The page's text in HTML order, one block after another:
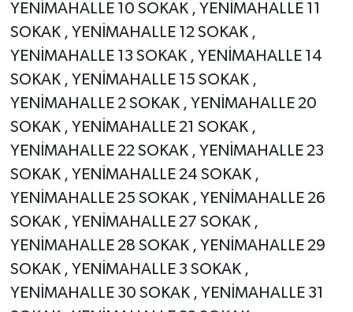
YENİMAHALLE 10 SOKAK , YENİMAHALLE 11
SOKAK , YENİMAHALLE 12 SOKAK ,
YENİMAHALLE 13 SOKAK , YENİMAHALLE 14
SOKAK , YENİMAHALLE 15 SOKAK ,
YENİMAHALLE 2 SOKAK , YENİMAHALLE 20
SOKAK , YENİMAHALLE 21 SOKAK ,
YENİMAHALLE 22 SOKAK , YENİMAHALLE 23
SOKAK , YENİMAHALLE 24 SOKAK ,
YENİMAHALLE 25 SOKAK , YENİMAHALLE 26
SOKAK , YENİMAHALLE 27 SOKAK ,
YENİMAHALLE 28 SOKAK , YENİMAHALLE 29
SOKAK , YENİMAHALLE 3 SOKAK ,
YENİMAHALLE 30 SOKAK , YENİMAHALLE 31